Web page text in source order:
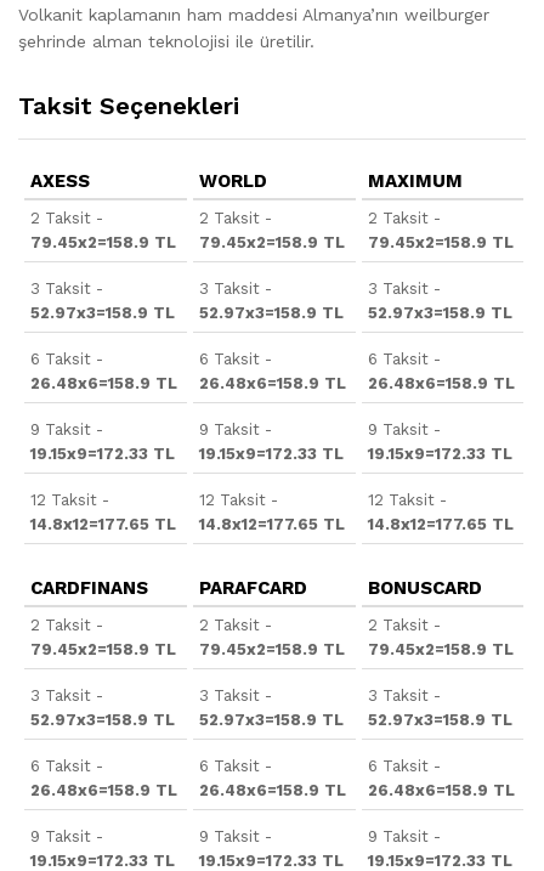
Volkanit kaplamanın ham maddesi Almanya’nın weilburger
şehrinde alman teknolojisi ile üretilir.
Taksit Seçenekleri
AXESS
2 Taksit -
79.45x2=158.9 TL
3 Taksit -
52.97x3=158.9 TL
6 Taksit -
26.48x6=158.9 TL
9 Taksit -
19.15x9=172.33 TL
12 Taksit -
14.8x12=177.65 TL
WORLD
2 Taksit -
79.45x2=158.9 TL
3 Taksit -
52.97x3=158.9 TL
6 Taksit -
26.48x6=158.9 TL
9 Taksit -
19.15x9=172.33 TL
12 Taksit -
14.8x12=177.65 TL
MAXIMUM
2 Taksit -
79.45x2=158.9 TL
3 Taksit -
52.97x3=158.9 TL
6 Taksit -
26.48x6=158.9 TL
9 Taksit -
19.15x9=172.33 TL
12 Taksit -
14.8x12=177.65 TL
CARDFINANS
2 Taksit -
79.45x2=158.9 TL
3 Taksit -
52.97x3=158.9 TL
6 Taksit -
26.48x6=158.9 TL
9 Taksit -
19.15x9=172.33 TL
PARAFCARD
2 Taksit -
79.45x2=158.9 TL
3 Taksit -
52.97x3=158.9 TL
6 Taksit -
26.48x6=158.9 TL
9 Taksit -
19.15x9=172.33 TL
BONUSCARD
2 Taksit -
79.45x2=158.9 TL
3 Taksit -
52.97x3=158.9 TL
6 Taksit -
26.48x6=158.9 TL
9 Taksit -
19.15x9=172.33 TL